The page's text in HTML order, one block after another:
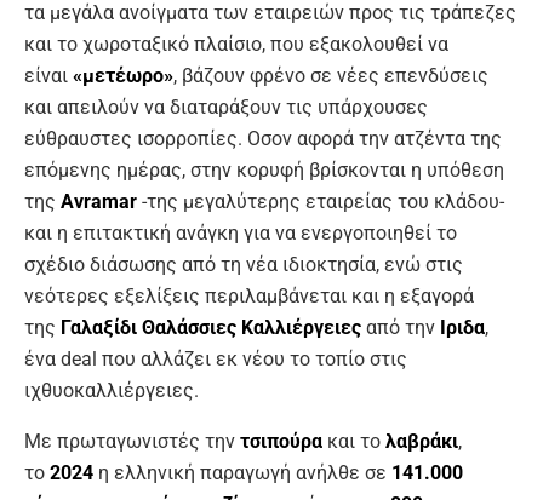
τα μεγάλα ανοίγματα των εταιρειών προς τις τράπεζες
και το χωροταξικό πλαίσιο, που εξακολουθεί να
είναι «μετέωρο», βάζουν φρένο σε νέες επενδύσεις
και απειλούν να διαταράξουν τις υπάρχουσες
εύθραυστες ισορροπίες. Οσον αφορά την ατζέντα της
επόμενης ημέρας, στην κορυφή βρίσκονται η υπόθεση
της Avramar -της μεγαλύτερης εταιρείας του κλάδου-
και η επιτακτική ανάγκη για να ενεργοποιηθεί το
σχέδιο διάσωσης από τη νέα ιδιοκτησία, ενώ στις
νεότερες εξελίξεις περιλαμβάνεται και η εξαγορά
της Γαλαξίδι Θαλάσσιες Καλλιέργειες από την Ιριδα,
ένα deal που αλλάζει εκ νέου το τοπίο στις
ιχθυοκαλλιέργειες.
Με πρωταγωνιστές την τσιπούρα και το λαβράκι,
το 2024 η ελληνική παραγωγή ανήλθε σε 141.000